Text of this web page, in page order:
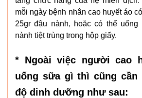
mỗi ngày bệnh nhân cao huyết áo
25gr đậu nành, hoặc có thể
nành tiệt trùng trong hộp giấy.
* Ngoài việc người cao
uống sữa gì thì cũng
độ dinh dưỡng như sau: